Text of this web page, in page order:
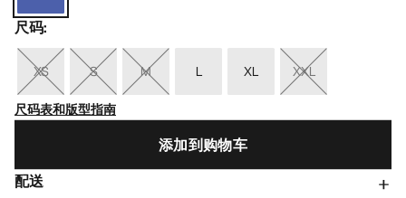
尺码:
XS S M L XL
XXL
尺码表和版型指南
添加到购物车
配送